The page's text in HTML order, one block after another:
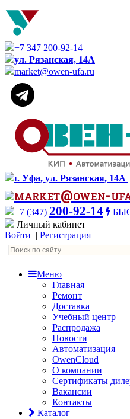
+7 347 200-92-14
ул. Рязанская, 14А
market@owen-ufa.ru
г. Уфа, ул. Рязанская, 14А
market@owen-
+7 (347) 200-92-14
Личный кабинет
Войти | Регистрация
Меню
Главная
Ремонт
Доставка
Учебный центр
Распродажа
Новости
Автоматизация
OwenCloud
О компании
Сертификаты
Вакансии
Контакты
Каталог